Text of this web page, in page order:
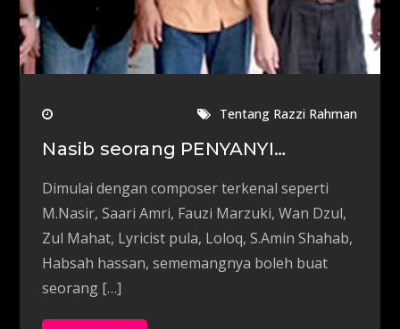
Tentang Razzi Rahman
Nasib seorang PENYANYI…
Dimulai dengan composer terkenal seperti
M.Nasir, Saari Amri, Fauzi Marzuki, Wan Dzul,
Zul Mahat, Lyricist pula, Loloq, S.Amin Shahab,
Habsah hassan, sememangnya boleh buat
seorang […]